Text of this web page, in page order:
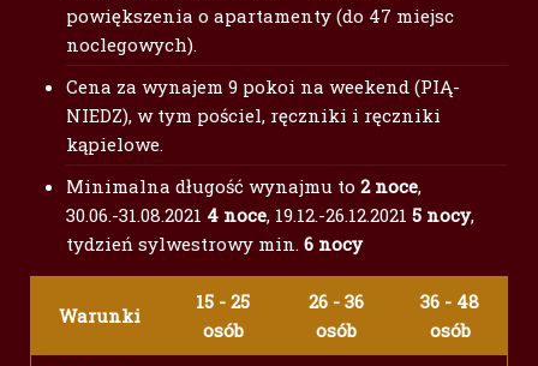
powiększenia o apartamenty (do 47 miejsc
noclegowych).
Cena za wynajem 9 pokoi na weekend (PIĄ-
NIEDZ), w tym pościel, ręczniki i ręczniki
kąpielowe.
Minimalna długość wynajmu to 2 noce,
30.06.-31.08.2021 4 noce, 19.12.-26.12.2021 5 nocy,
tydzień sylwestrowy min. 6 nocy
Warunki
15 - 25
osób
26 - 36
osób
36 - 48
osób